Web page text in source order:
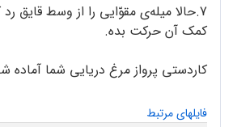
7.حالا میله‌ی مقوّایی را از وسط قایق
کمک آن حرکت بده.
کاردستی پرواز مرغ دریایی شما آماده
فایلهای مرتبط